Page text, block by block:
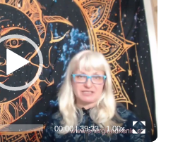
00:00|39:33 1.00x